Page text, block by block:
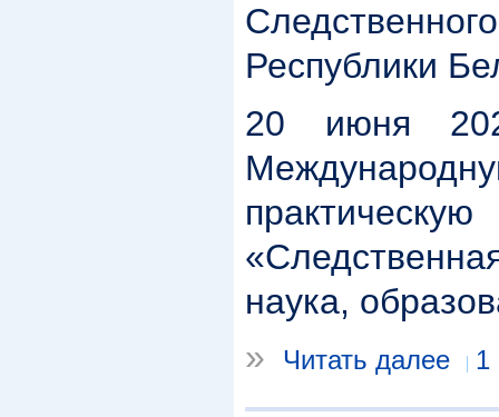
Республики
20 июня
наука,
»
Читать далее 1